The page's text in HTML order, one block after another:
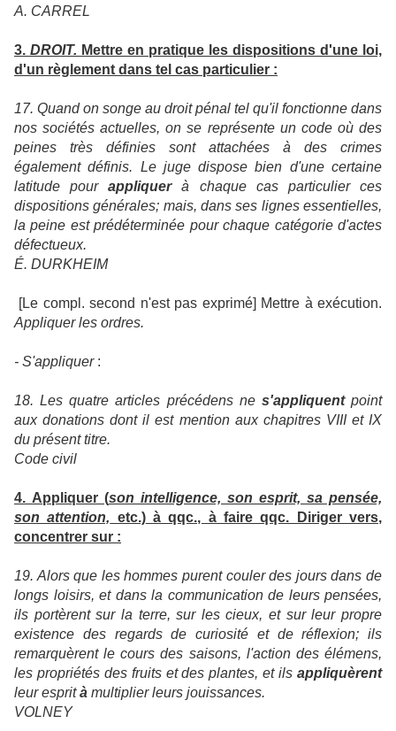
A. CARREL
3. DROIT. Mettre en pratique les dispositions d'une loi,
d'un règlement dans tel cas particulier :
17. Quand on songe au droit pénal tel qu'il fonctionne dans
nos sociétés actuelles, on se représente un code où des
peines très définies sont attachées à des crimes
également définis. Le juge dispose bien d'une certaine
latitude pourappliquerà chaque cas particulier ces
dispositions générales; mais, dans ses lignes essentielles,
la peine est prédéterminée pour chaque catégorie d'actes
défectueux.
É. DURKHEIM
[Le compl. second n'est pas exprimé] Mettre à exécution.
Appliquer les ordres.
- S'appliquer:
18. Les quatre articles précédens ne s'appliquentpoint
aux donations dont il est mention aux chapitres VIII et IX
du présent titre.
Code civil
4. Appliquer (son intelligence, son esprit, sa pensée,
son attention, etc.) à qqc., à faire qqc. Diriger vers,
concentrer sur :
19. Alors que les hommes purent couler des jours dans de
longs loisirs, et dans la communication de leurs pensées,
ils portèrent sur la terre, sur les cieux, et sur leur propre
existence des regards de curiosité et de réflexion; ils
remarquèrent le cours des saisons, l'action des élémens,
les propriétés des fruits et des plantes, et ils appliquèrent
leur esprità multiplier leurs jouissances.
VOLNEY